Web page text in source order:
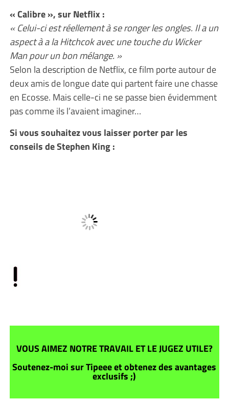
« Calibre », sur Netflix :
« Celui-ci est réellement à se ronger les ongles. Il a un
aspect à a la Hitchcok avec une touche du Wicker
Man pour un bon mélange. »
Selon la description de Netflix, ce film porte autour de
deux amis de longue date qui partent faire une chasse
en Ecosse. Mais celle-ci ne se passe bien évidemment
pas comme ils l’avaient imaginer…
Si vous souhaitez vous laisser porter par les
conseils de Stephen King :
VOUS AIMEZ NOTRE TRAVAIL ET LE JUGEZ UTILE?
Soutenez-moi sur Tipeee et obtenez des avantages
exclusifs ;)